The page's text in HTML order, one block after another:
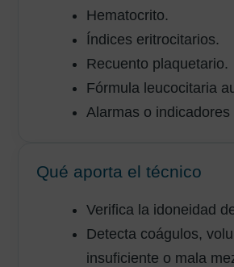
Hematocrito.
Índices eritrocitarios.
Recuento plaquetario.
Fórmula leucocitaria
Alarmas o
Qué aporta el técnico
Verifica la idoneidad
Detecta coágulos,
insuficiente o mala